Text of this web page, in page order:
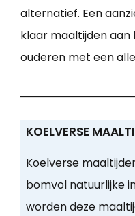
alternatief. Een
klaar maaltijden aan
ouderen met een
KOELVERSE
Koelverse
bomvol natuurlijke
worden deze